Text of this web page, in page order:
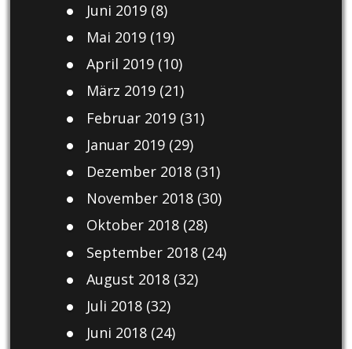
Juni 2019(8)
Mai 2019(19)
April 2019(10)
März 2019(21)
Februar 2019(31)
Januar 2019(29)
Dezember 2018(31)
November 2018(30)
Oktober 2018(28)
September 2018(24)
August 2018(32)
Juli 2018(32)
Juni 2018(24)